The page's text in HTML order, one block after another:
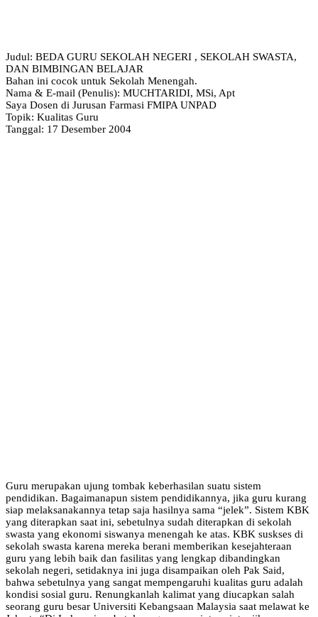
Judul: BEDA GURU SEKOLAH NEGERI , SEKOLAH SWASTA,
DAN BIMBINGAN BELAJAR
Bahan ini cocok untuk Sekolah Menengah.
Nama & E-mail (Penulis): MUCHTARIDI, MSi, Apt
Saya Dosen di Jurusan Farmasi FMIPA UNPAD
Topik: Kualitas Guru
Tanggal: 17 Desember 2004
Guru merupakan ujung tombak keberhasilan suatu sistem
pendidikan. Bagaimanapun sistem pendidikannya, jika guru kurang
siap melaksanakannya tetap saja hasilnya sama “jelek”. Sistem KBK
yang diterapkan saat ini, sebetulnya sudah diterapkan di sekolah
swasta yang ekonomi siswanya menengah ke atas. KBK suskses di
sekolah swasta karena mereka berani memberikan kesejahteraan
guru yang lebih baik dan fasilitas yang lengkap dibandingkan
sekolah negeri, setidaknya ini juga disampaikan oleh Pak Said,
bahwa sebetulnya yang sangat mempengaruhi kualitas guru adalah
kondisi sosial guru. Renungkanlah kalimat yang diucapkan salah
seorang guru besar Universiti Kebangsaan Malaysia saat melawat ke